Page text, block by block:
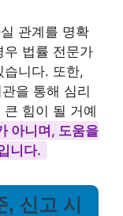
관계를 명확
우 법률 전문가
습니다. 또한,
을 통해 심리
힘이 될 거예
아니며, 도움을
니다.
신고 시